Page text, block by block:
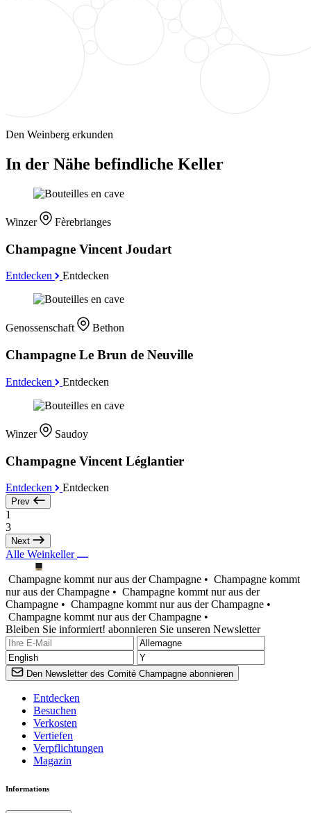
Den Weinberg erkunden
In der Nähe befindliche Keller
Winzer Fèrebrianges
Champagne Vincent Joudart
Entdecken Entdecken
Genossenschaft Bethon
Champagne Le Brun de Neuville
Entdecken Entdecken
Winzer Saudoy
Champagne Vincent Léglantier
Entdecken Entdecken
Prev
1
3
Next
Alle Weinkeller
Champagne kommt nur aus der Champagne • Champagne kommt
nur aus der Champagne • Champagne kommt nur aus der
Champagne • Champagne kommt nur aus der Champagne •
Champagne kommt nur aus der Champagne •
Bleiben Sie informiert! abonnieren Sie unseren Newsletter
Den Newsletter des Comité Champagne abonnieren
Entdecken
Besuchen
Verkosten
Vertiefen
Verpflichtungen
Magazin
Informations